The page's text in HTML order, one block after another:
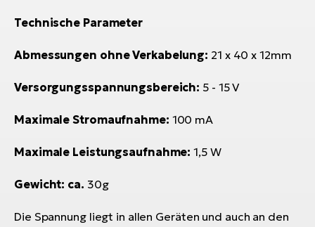
Technische Parameter
Abmessungen ohne Verkabelung: 21 x 40 x 12mm
Versorgungsspannungsbereich: 5 - 15 V
Maximale Stromaufnahme: 100 mA
Maximale Leistungsaufnahme:1,5 W
Gewicht: ca. 30g
Die Spannung liegt in allen Geräten und auch an den